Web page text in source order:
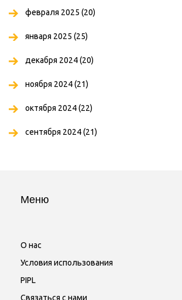
февраля 2025 (20)
января 2025 (25)
декабря 2024(20)
ноября 2024(21)
октября 2024(22)
сентября 2024(21)
Меню
О нас
Условия использования
PIPL
Связаться с нами